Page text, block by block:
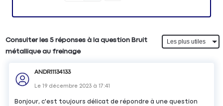
Consulter les 5 réponses à la question Bruit
métallique au freinage
ANDR11134133
Le19 décembre 2023 à17:41
Bonjour, c'est toujours délicat de répondre à une question